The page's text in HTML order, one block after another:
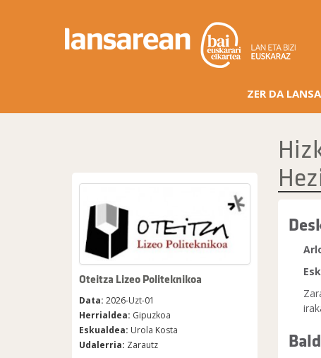
ZER DA
Oteitza Lizeo Politeknikoa
Data: 2026-Uzt-01
Herrialdea: Gipuzkoa
Eskualdea: Urola Kosta
Udalerria: Zarautz